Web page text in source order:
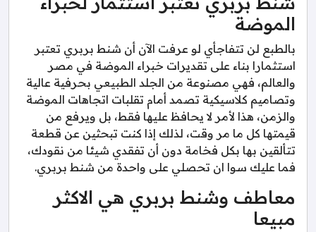
الموضة
بالطبع لن تتفاجأي لو عرفت الآن أن شنط بربري تعتبر
استثمارا بناء على تقديرات خبراء الموضة في مصر
والعالم، فهي مصنوعة من الجلد الطبيعي بحرفية عالية
وتصاميم كلاسيكية تصمد أمام تقلبات اتجاهات الموضة
والزمن، هذا لأمر لا يحافظ عليها فقط، بل ويرفع من
قيمتها كل ما مر وقت، لذلك إذا كنت تبحثين عن قطعة
تتألقين بها بكل فخامة دون أن تفقدي شيئا من نقودك،
فما عليك سوا ان تحصلي على واحدة من شنط بربري.
معاطف وشنط بربري هي الاكثر
مبيعا